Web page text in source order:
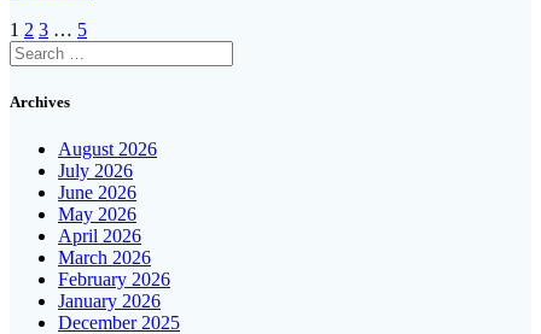
Posts
navigation
Page
1 Page
2 Page
3 … Page
5
Search
for:
Archives
August 2026
July 2026
June 2026
May 2026
April 2026
March 2026
February 2026
January 2026
December 2025